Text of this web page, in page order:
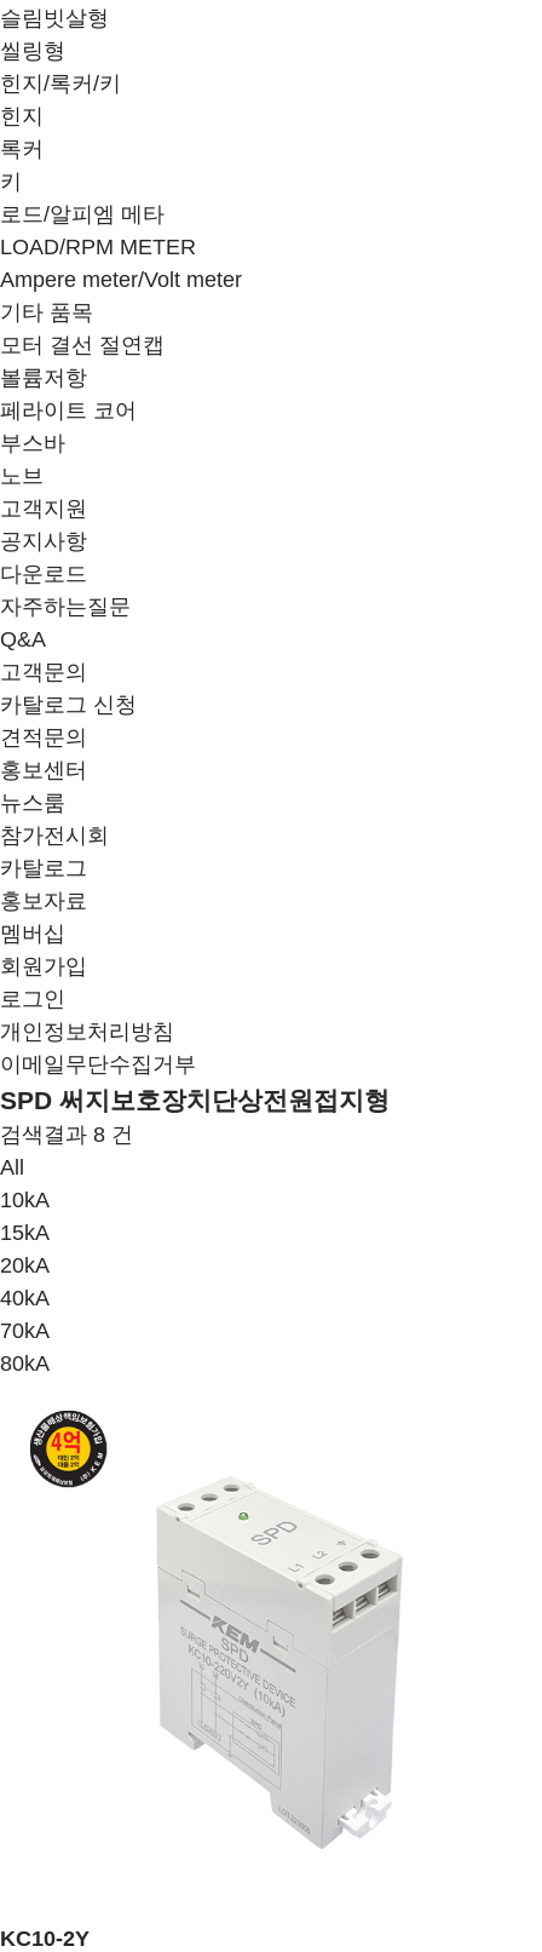
슬림빗살형
씰링형
힌지/록커/키
힌지
록커
키
로드/알피엠 메타
LOAD/RPM METER
Ampere meter/Volt meter
기타 품목
모터 결선 절연캡
볼륨저항
페라이트 코어
부스바
노브
고객지원
공지사항
다운로드
자주하는질문
Q&A
고객문의
카탈로그 신청
견적문의
홍보센터
뉴스룸
참가전시회
카탈로그
홍보자료
멤버십
회원가입
로그인
개인정보처리방침
이메일무단수집거부
SPD 써지보호장치 단상전원접지형
검색결과 8 건
All
10kA
15kA
20kA
40kA
70kA
80kA
KC10-2Y